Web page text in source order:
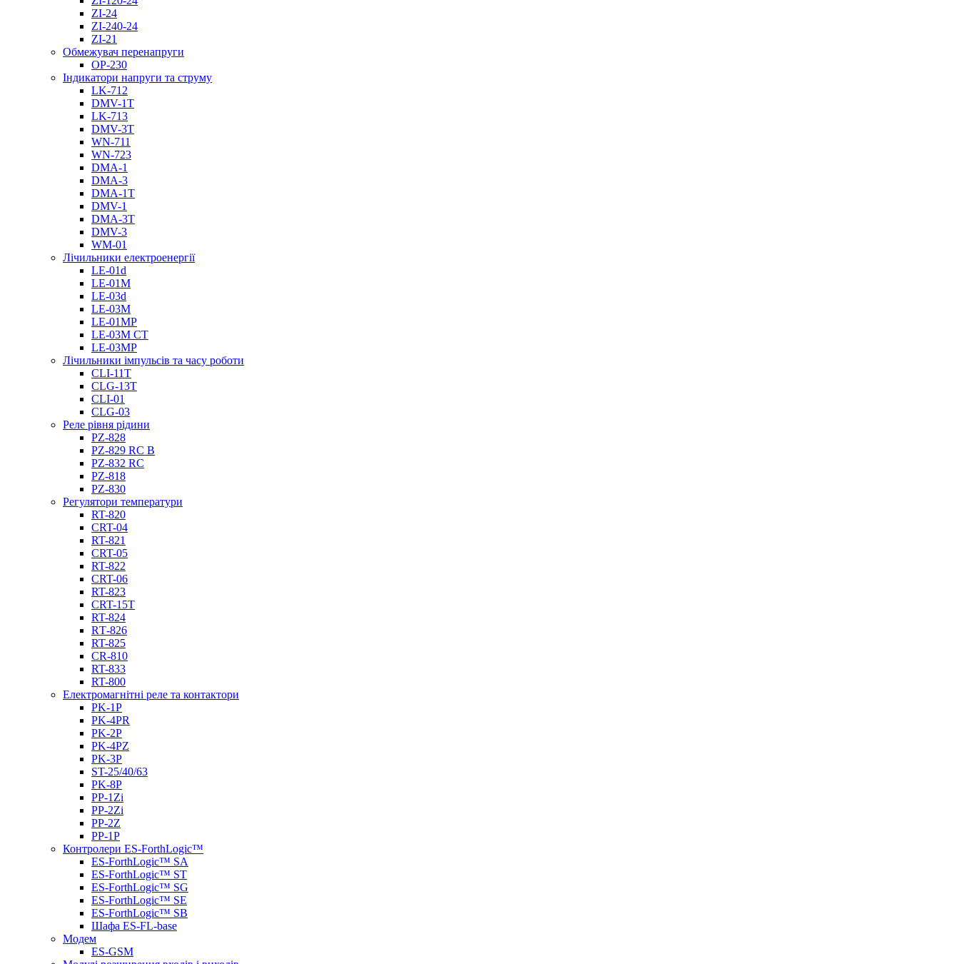
ZI-24
ZI-240-24
ZI-21
Обмежувач перенапруги
OP-230
Індикатори напруги та струму
LK-712
DMV-1T
LK-713
DMV-3T
WN-711
WN-723
DMA-1
DMA-3
DMA-1T
DMV-1
DMА-3T
DMV-3
WM-01
Лічильники електроенергії
LE-01d
LE-01M
LE-03d
LE-03M
LE-01MP
LE-03M CT
LE-03MP
Лічильники імпульсів та часу роботи
CLI-11T
CLG-13T
CLI-01
CLG-03
Реле рівня рідини
PZ-828
PZ-829 RC B
PZ-832 RC
PZ-818
PZ-830
Регулятори температури
RT-820
CRT-04
RT-821
CRT-05
RT-822
CRT-06
RT-823
CRT-15T
RT-824
RТ-826
RT-825
CR-810
RT-833
RT-800
Електромагнітні реле та контактори
PK-1P
PK-4PR
PK-2Р
PK-4PZ
PK-3Р
ST-25/40/63
PK-8P
PP-1Zi
PP-2Zi
PP-2Z
PP-1P
Контролери ES-ForthLogic™
ES-ForthLogic™ SА
ES-ForthLogic™ SТ
ES-ForthLogic™ SG
ES-ForthLogic™ SE
ES-ForthLogic™ SB
Шафа ES-FL-base
Модем
ES-GSM